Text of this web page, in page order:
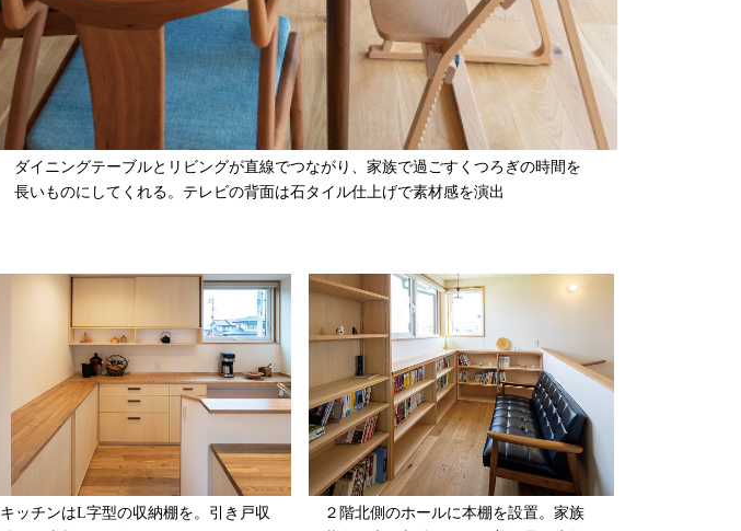
ダイニングテーブルとリビングが直線でつながり、家族で過ごすくつろぎの時間を
長いものにしてくれる。テレビの背面は石タイル仕上げで素材感を演出
キッチンはL字型の収納棚を。引き戸収
２階北側のホールに本棚を設置。家族